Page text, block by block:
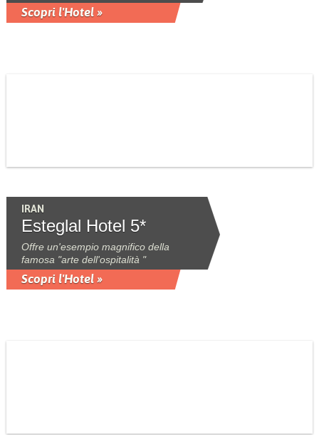
Scopri l'Hotel »
IRAN
Esteglal Hotel 5*
Offre un'esempio magnifico della
famosa "arte dell'ospitalità "
Scopri l'Hotel »